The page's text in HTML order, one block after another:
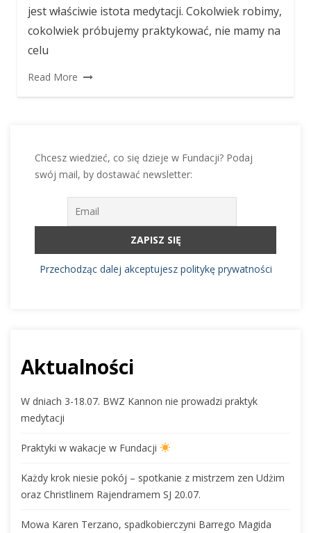
jest właściwie istota medytacji. Cokolwiek robimy,
cokolwiek próbujemy praktykować, nie mamy na
celu
Read More
Chcesz wiedzieć, co się dzieje w Fundacji? Podaj
swój mail, by dostawać newsletter:
Przechodząc dalej akceptujesz politykę prywatności
Aktualności
W dniach 3-18.07. BWZ Kannon nie prowadzi praktyk
medytacji
Praktyki w wakacje w Fundacji
Każdy krok niesie pokój – spotkanie z mistrzem zen Udżim
oraz Christlinem Rajendramem SJ 20.07.
Mowa Karen Terzano, spadkobierczyni Barrego Magida